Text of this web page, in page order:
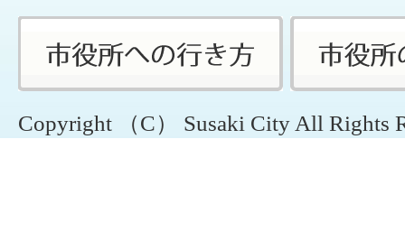
Copyright （C） Susaki City All Rights